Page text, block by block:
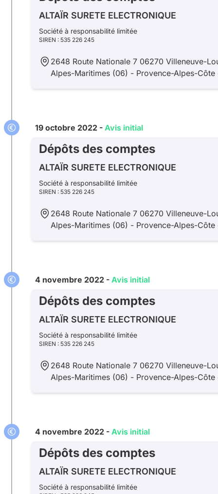
ALTAÏR SURETE ELECTRONIQUE
Société à responsabilité limitée
SIREN : 535 226 245
2648 Route Nationale 7 06270 Villeneuve-
Alpes-Maritimes (06) - Provence-Alpes-Côte
19 octobre 2022 - Avis initial
Dépôts des comptes
ALTAÏR SURETE ELECTRONIQUE
Société à responsabilité limitée
SIREN : 535 226 245
2648 Route Nationale 7 06270 Villeneuve-
Alpes-Maritimes (06) - Provence-Alpes-Côte
4 novembre 2022 - Avis initial
Dépôts des comptes
ALTAÏR SURETE ELECTRONIQUE
Société à responsabilité limitée
SIREN : 535 226 245
2648 Route Nationale 7 06270 Villeneuve-
Alpes-Maritimes (06) - Provence-Alpes-Côte
4 novembre 2022 - Avis initial
Dépôts des comptes
ALTAÏR SURETE ELECTRONIQUE
Société à responsabilité limitée